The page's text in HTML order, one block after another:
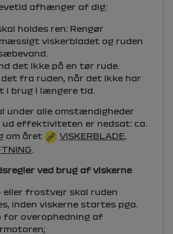
afhænger af dig:
holdes ren: Rengør
viskerbladet og ruden
det ikke på en tør rude.
det fra ruden, når det ikke har
i brug i længere tid.
under alle omstændigheder
effektiviteten er nedsat: ca.
om året
VISKERBLADE,
ved brug af viskerne
eller frostvejr skal ruden
inden viskerne startes pga.
for overophedning af